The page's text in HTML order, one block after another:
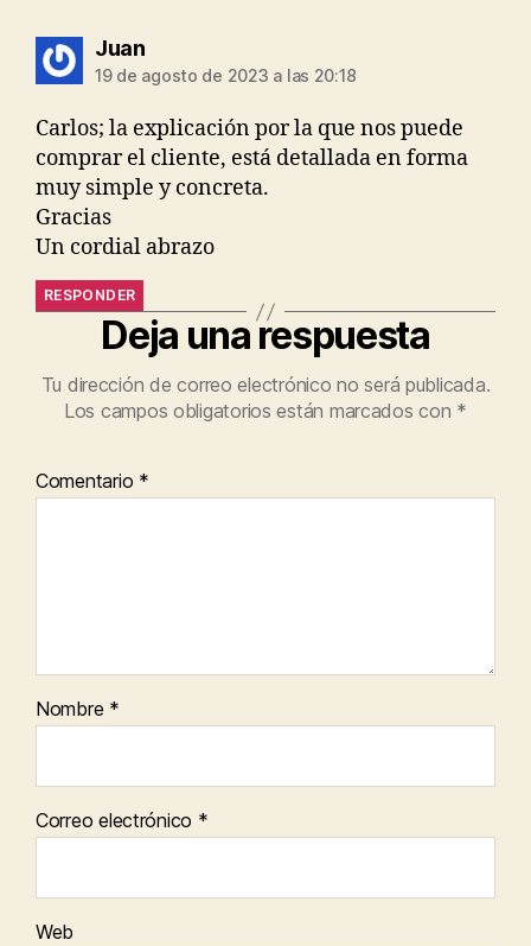
Juan
19 de agosto de 2023 a las 20:18
Carlos; la explicación por la que nos puede
comprar el cliente, está detallada en forma
muy simple y concreta.
Gracias
Un cordial abrazo
RESPONDER
Deja una respuesta
Tu dirección de correo electrónico no será publicada.
Los campos obligatorios están marcados con *
Comentario *
Nombre *
Correo electrónico *
Web